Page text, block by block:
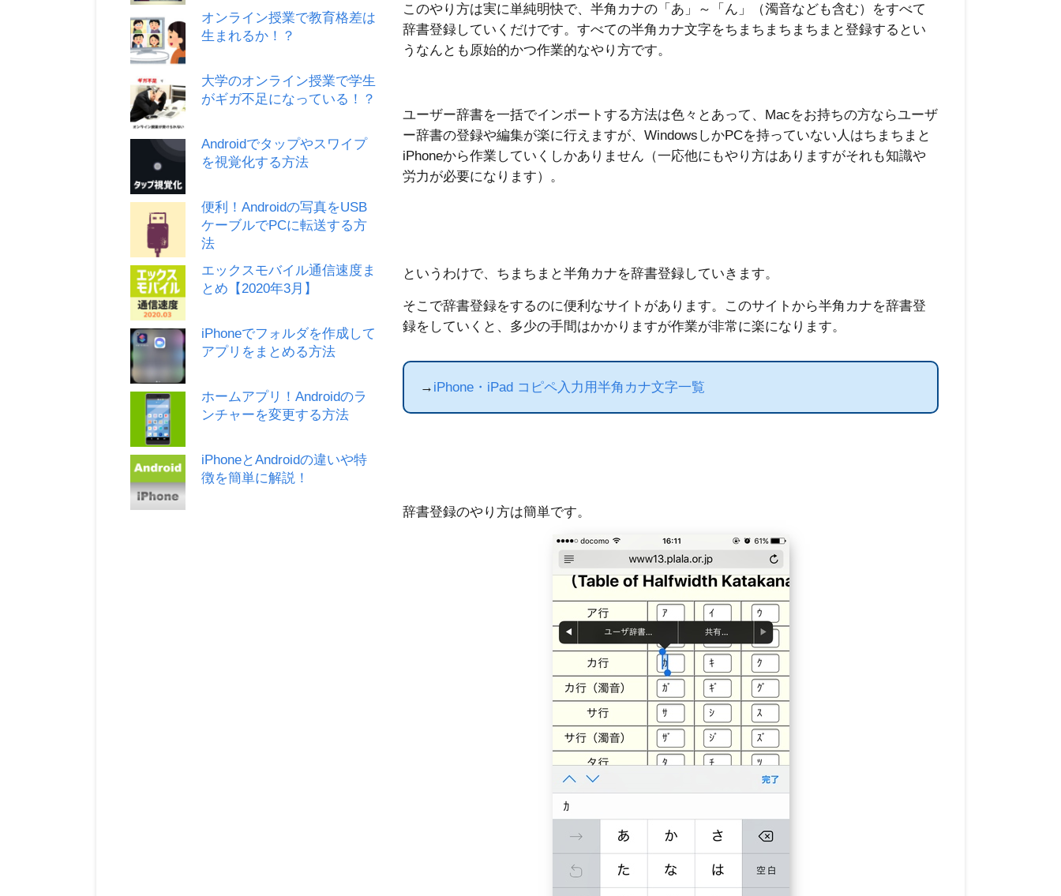
このやり方は実に単純明快で、半角カナの「あ」～「ん」（濁音なども含む）をすべて
辞書登録していくだけです。すべての半角カナ文字をちまちまちまちまと登録するとい
うなんとも原始的かつ作業的なやり方です。
ユーザー辞書を一括でインポートする方法は色々とあって、Macをお持ちの方ならユーザ
ー辞書の登録や編集が楽に行えますが、WindowsしかPCを持っていない人はちまちまと
iPhoneから作業していくしかありません（一応他にもやり方はありますがそれも知識や
労力が必要になります）。
というわけで、ちまちまと半角カナを辞書登録していきます。
そこで辞書登録をするのに便利なサイトがあります。このサイトから半角カナを辞書登
録をしていくと、多少の手間はかかりますが作業が非常に楽になります。
→ iPhone・iPad コピペ入力用半角カナ文字一覧
辞書登録のやり方は簡単です。
オンライン授業で教育格差は
生まれるか！？
大学のオンライン授業で学生
がギガ不足になっている！？
Androidでタップやスワイプ
を視覚化する方法
便利！Androidの写真をUSB
ケーブルでPCに転送する方
法
エックスモバイル通信速度ま
とめ【2020年3月】
iPhoneでフォルダを作成して
アプリをまとめる方法
ホームアプリ！Androidのラ
ンチャーを変更する方法
iPhoneとAndroidの違いや特
徴を簡単に解説！